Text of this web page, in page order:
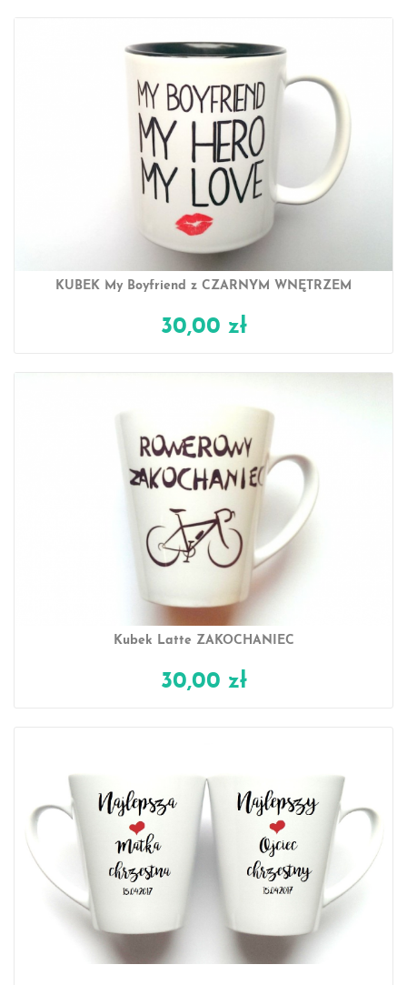
KUBEK My Boyfriend z CZARNYM WNĘTRZEM
30,00 zł
Kubek Latte ZAKOCHANIEC
30,00 zł